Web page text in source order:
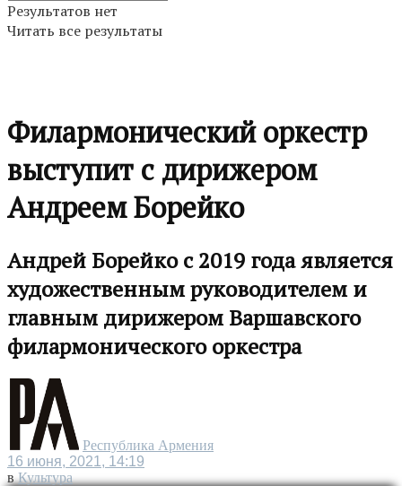
Результатов нет
Читать все результаты
Филармонический оркестр
выступит с дирижером
Андреем Борейко
Андрей Борейко с 2019 года является
художественным руководителем и
главным дирижером Варшавского
филармонического оркестра
Республика Армения
16 июня, 2021, 14:19
в Культура